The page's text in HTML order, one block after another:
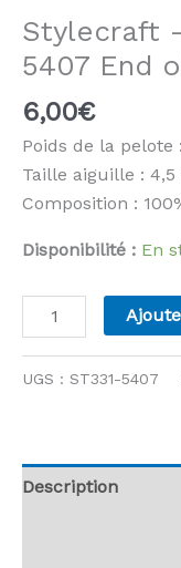
Stylecraft
5407 End
6,00€
Poids de la pelote
Taille aiguille :
Composition :
Disponibilité : En
quantité
de
5407
UGS : ST331-5407
Description